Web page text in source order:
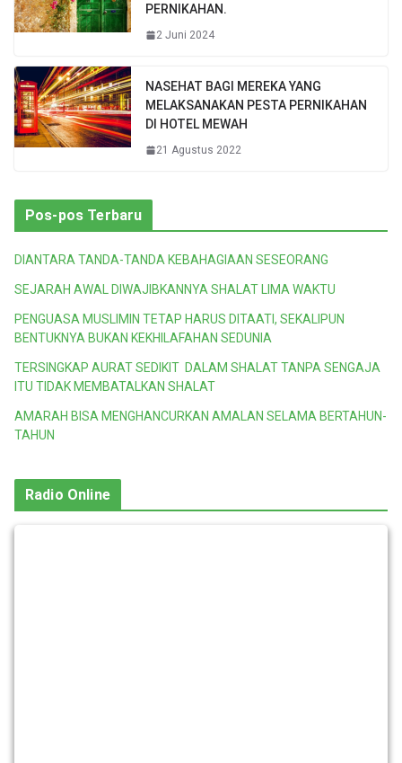
PERNIKAHAN.
2 Juni 2024
NASEHAT BAGI MEREKA YANG
MELAKSANAKAN PESTA PERNIKAHAN
DI HOTEL MEWAH
21 Agustus 2022
Pos-pos Terbaru
DIANTARA TANDA-TANDA KEBAHAGIAAN SESEORANG
SEJARAH AWAL DIWAJIBKANNYA SHALAT LIMA WAKTU
PENGUASA MUSLIMIN TETAP HARUS DITAATI, SEKALIPUN
BENTUKNYA BUKAN KEKHILAFAHAN SEDUNIA
TERSINGKAP AURAT SEDIKIT DALAM SHALAT TANPA SENGAJA
ITU TIDAK MEMBATALKAN SHALAT
AMARAH BISA MENGHANCURKAN AMALAN SELAMA BERTAHUN-
TAHUN
Radio Online